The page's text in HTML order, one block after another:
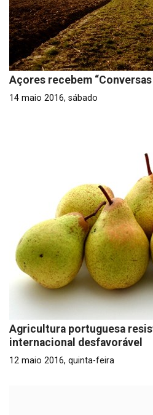
Açores recebem
14 maio 2016, sábado
Agricultura portuguesa
internacional desfavorável
12 maio 2016, quinta-feira